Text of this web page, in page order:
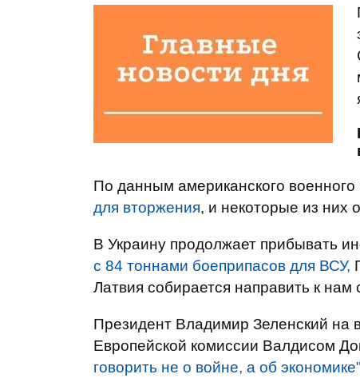
По данным американского военного
для вторжения, и некоторые из них
В Украину продолжает прибывать
с 84 тоннами боеприпасов для ВСУ,
Латвия собирается направить к нам
Президент Владимир Зеленский на
Европейской комиссии Валдисом
говорить не о войне, а об